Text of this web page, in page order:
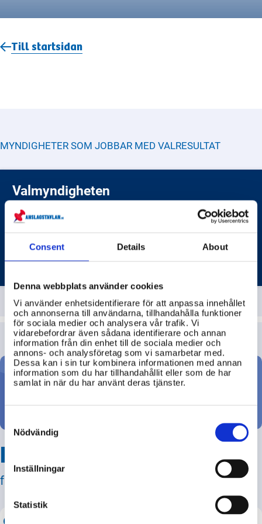
Consent Details About
Denna webbplats använder cookies
Vi använder enhetsidentifierare för att anpassa innehållet
och annonserna till användarna, tillhandahålla funktioner
för sociala medier och analysera vår trafik. Vi
vidarebefordrar även sådana identifierare och annan
information från din enhet till de sociala medier och
annons- och analysföretag som vi samarbetar med.
Dessa kan i sin tur kombinera informationen med annan
information som du har tillhandahållit eller som de har
samlat in när du har använt deras tjänster.
Selection
Nödvändig
Inställningar
Statistik
Till startsidan
MYNDIGHETER SOM JOBBAR MEDVALRESULTAT
Valmyndigheten
Valmyndighetens uppdrag är att genomföra valen på
ett så pålitligt sätt som möjligt. De fastställer
hanterar IT-stöd för valadministration, sprider
information om valresultat och informerar väljare om
och administrerar valmaterial som röstlängder,
röstkort och valsedlar, samt registrerar deltagande
partier. Vidare kontrollerar de underskrifter från
svenska EU-medborgare för medborgarinitiativ inom
EU och utfärdar intyg för organisatörerna.
Valmyndighetens verksamhet regleras av
myndighetsförordningen, deras instruktion och
regeringens årliga regleringsbrev.
Ställ din fråga
Hitta svar på din fråga
från svenska myndigheter!